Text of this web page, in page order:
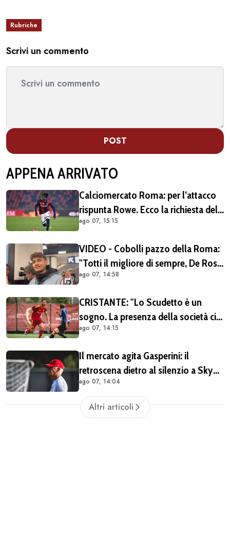
Rubriche
Scrivi un commento
POST
APPENA ARRIVATO
Calciomercato Roma: per l’attacco
rispunta Rowe. Ecco la richiesta del
Bologna
ago 07, 15:15
VIDEO - Cobolli pazzo della Roma:
"Totti il migliore di sempre, De Rossi
il miglior centrocampista. È il club
ago 07, 14:58
CRISTANTE: "Lo Scudetto è un
sogno. La presenza della società ci
dà una spinta anche sul mercato"
ago 07, 14:15
Il mercato agita Gasperini: il
retroscena dietro al silenzio a Sky
Sport. Ecco cosa è emerso dal
meeting con la proprietà
ago 07, 14:04
Altri articoli